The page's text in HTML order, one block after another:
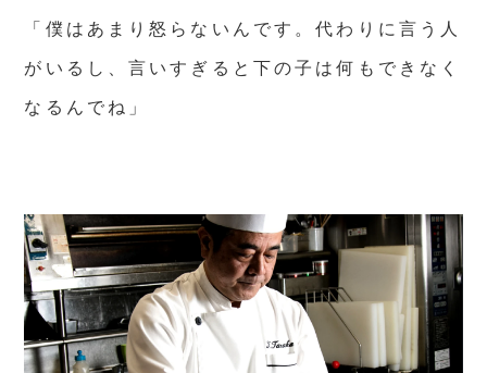
「僕はあまり怒らないんです。代わりに言う人
がいるし、言いすぎると下の子は何もできなく
なるんでね」